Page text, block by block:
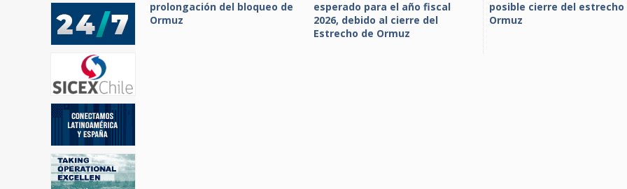
prolongación del bloqueo de
Ormuz
esperado para el año fiscal
2026, debido al cierre del
Estrecho de Ormuz
posible cierre del estrecho
Ormuz